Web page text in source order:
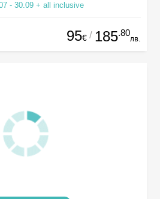
- 30.09 + all inclusive
95€ / 185.80
лв.